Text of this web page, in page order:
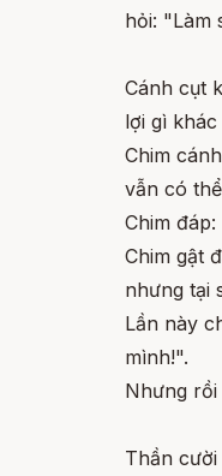
hỏi: "Làm
Cánh cụt
lợi gì
Chim
vẫn có
Chim
Chim gật
nhưng tại
Lần này
mình!".
Nhưng
Thần